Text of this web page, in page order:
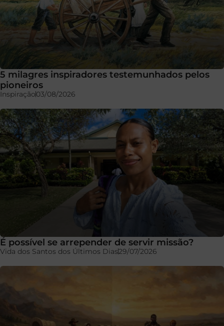
5 milagres inspiradores testemunhados pelos
pioneiros
Inspiração03/08/2026
É possível se arrepender de servir missão?
Vida dos Santos dos Últimos Dias29/07/2026